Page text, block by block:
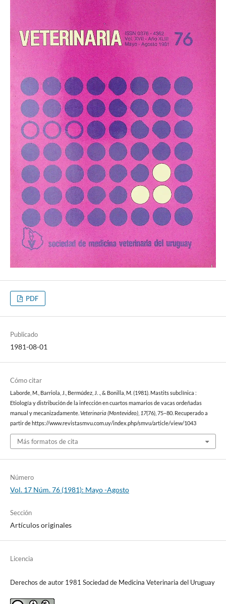
PDF
Publicado
1981-08-01
Cómo citar
Laborde, M., Barriola, J., Bermúdez, J. ., & Bonilla, M. (1981). Mastits subclínica :
Etiología y distribución de la infección en cuartos mamarios de vacas ordeñadas
manual y mecanizadamente. Veterinaria (Montevideo), 17(76), 75–80. Recuperado a
partir de https://www.revistasmvu.com.uy/index.php/smvu/article/view/1043
Más formatos de cita
Número
Vol. 17 Núm. 76 (1981): Mayo -Agosto
Sección
Artículos originales
Licencia
Derechos de autor 1981 Sociedad de Medicina Veterinaria del Uruguay